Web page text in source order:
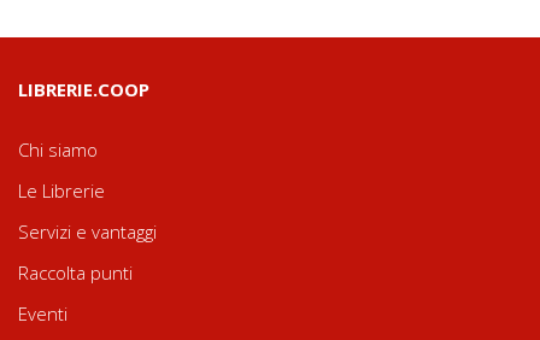
LIBRERIE.COOP
Chi siamo
Le Librerie
Servizi e vantaggi
Raccolta punti
Eventi